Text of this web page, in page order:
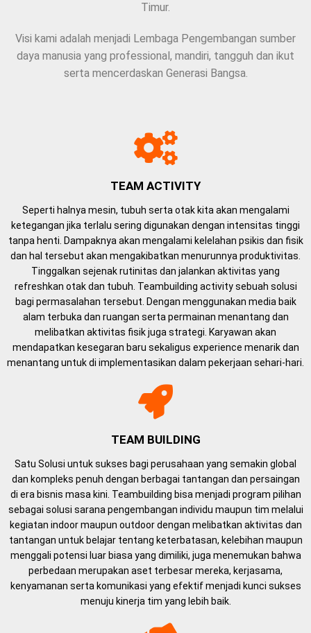
Timur.
Visi kami adalah menjadi Lembaga Pengembangan sumber
daya manusia yang professional, mandiri, tangguh dan ikut
serta mencerdaskan Generasi Bangsa.
TEAM ACTIVITY
Seperti halnya mesin, tubuh serta otak kita akan mengalami
ketegangan jika terlalu sering digunakan dengan intensitas tinggi
tanpa henti. Dampaknya akan mengalami kelelahan psikis dan fisik
dan hal tersebut akan mengakibatkan menurunnya produktivitas.
Tinggalkan sejenak rutinitas dan jalankan aktivitas yang
refreshkan otak dan tubuh. Teambuilding activity sebuah solusi
bagi permasalahan tersebut. Dengan menggunakan media baik
alam terbuka dan ruangan serta permainan menantang dan
melibatkan aktivitas fisik juga strategi. Karyawan akan
mendapatkan kesegaran baru sekaligus experience menarik dan
menantang untuk di implementasikan dalam pekerjaan sehari-hari.
TEAM BUILDING
Satu Solusi untuk sukses bagi perusahaan yang semakin global
dan kompleks penuh dengan berbagai tantangan dan persaingan
di era bisnis masa kini. Teambuilding bisa menjadi program pilihan
sebagai solusi sarana pengembangan individu maupun tim melalui
kegiatan indoor maupun outdoor dengan melibatkan aktivitas dan
tantangan untuk belajar tentang keterbatasan, kelebihan maupun
menggali potensi luar biasa yang dimiliki, juga menemukan bahwa
perbedaan merupakan aset terbesar mereka, kerjasama,
kenyamanan serta komunikasi yang efektif menjadi kunci sukses
menuju kinerja tim yang lebih baik.